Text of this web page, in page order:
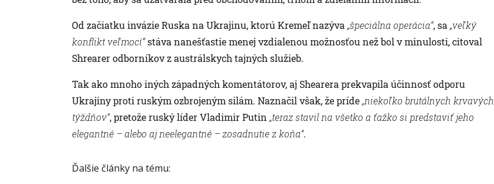
Od začiatku invázie Ruska na Ukrajinu, ktorú Kremeľ nazýva„špeciálna operácia“, sa„veľký
konflikt veľmocí“stáva nanešťastie menej vzdialenou možnosťou než bol v minulosti, citoval
Shrearer odborníkov z austrálskych tajných služieb.
Tak ako mnoho iných západných komentátorov, aj Shearera prekvapila účinnosť odporu
Ukrajiny proti ruským ozbrojeným silám. Naznačil však, že príde„niekoľko brutálnych krvavých
týždňov“, pretože ruský líder Vladimir Putin „teraz stavil na všetko a ťažko si predstaviť jeho
elegantné – alebo aj neelegantné – zosadnutie z koňa“.
Ďalšie články na tému: